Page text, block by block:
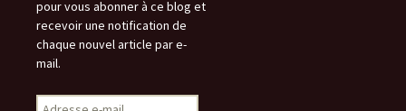
pour vous abonner à ce blog et
recevoir une notification de
chaque nouvel article par e-
mail.
Adresse